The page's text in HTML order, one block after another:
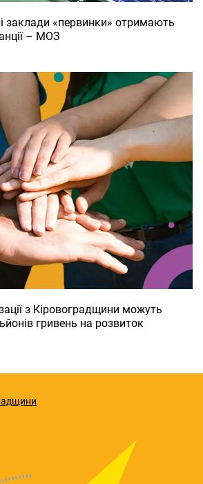
заклади «первинки» отримають
– МОЗ
з Кіровоградщини можуть
гривень на розвиток